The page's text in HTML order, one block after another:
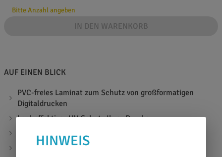
Bitte Anzahl angeben
IN DEN WARENKORB
AUF EINEN BLICK
PVC-freies Laminat zum Schutz von großformatigen
Digitaldrucken
hocheffektiver UV-Schutz Ihrer Drucke
speziell für Car-Wrapping Anwendungen entwickelt
transparente und glänzende Oberfläche
HINWEIS